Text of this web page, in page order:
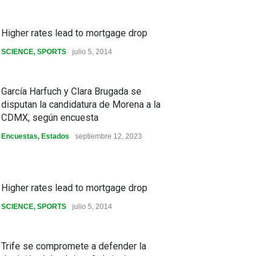
Higher rates lead to mortgage drop
SCIENCE, SPORTS julio 5, 2014
García Harfuch y Clara Brugada se
disputan la candidatura de Morena a la
CDMX, según encuesta
Encuestas, Estados septiembre 12, 2023
Higher rates lead to mortgage drop
SCIENCE, SPORTS julio 5, 2014
Trife se compromete a defender la